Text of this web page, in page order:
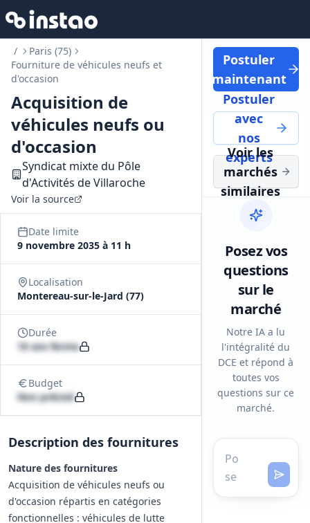
/
Paris (75)
Fourniture de véhicules neufs et
d'occasion
Acquisition de
véhicules neufs ou
d'occasion
Syndicat mixte du Pôle
d'Activités de Villaroche
Voir la source
Date limite
9 novembre 2035 à 11 h
Localisation
Montereau-sur-le-Jard (77)
Durée
10 ans ferme
Budget
Non précisé
Description des fournitures
Nature des fournitures
Acquisition de véhicules neufs ou
d'occasion répartis en catégories
fonctionnelles : véhicules de lutte
Postuler
maintenant
Postuler
avec
nos
experts
Voir les
marchés
similaires
Posez vos
questions
sur le
marché
Notre IA a lu
l'intégralité du
DCE et répond à
toutes vos
questions sur ce
marché.